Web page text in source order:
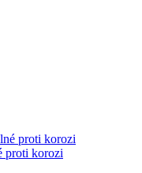
proti korozi